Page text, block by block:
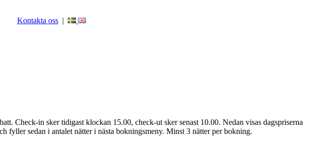
Kontakta oss |
Check-in sker tidigast klockan 15.00, check-ut sker senast 10.00. Nedan visas dagspriserna
fyller sedan i antalet nätter i nästa bokningsmeny. Minst 3 nätter per bokning.